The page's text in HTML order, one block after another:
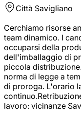
Città Savigliano
Cerchiamo risorse
team dinamico. I
occuparsi della
dell'imballaggio di
piccola
norma di legge a
di proroga. L'orario
lavoro: vicinanze